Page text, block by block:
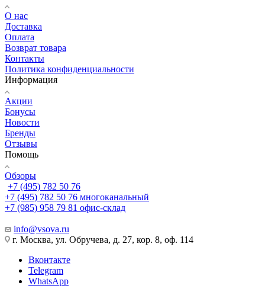
О нас
Доставка
Оплата
Возврат товара
Контакты
Политика конфиденциальности
Информация
Акции
Бонусы
Новости
Бренды
Отзывы
Помощь
Обзоры
+7 (495) 782 50 76
+7 (495) 782 50 76 многоканальный
+7 (985) 958 79 81 офис-склад
info@vsova.ru
г. Москва, ул. Обручева, д. 27, кор. 8, оф. 114
Вконтакте
Telegram
WhatsApp